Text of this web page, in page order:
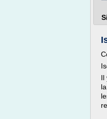
Il